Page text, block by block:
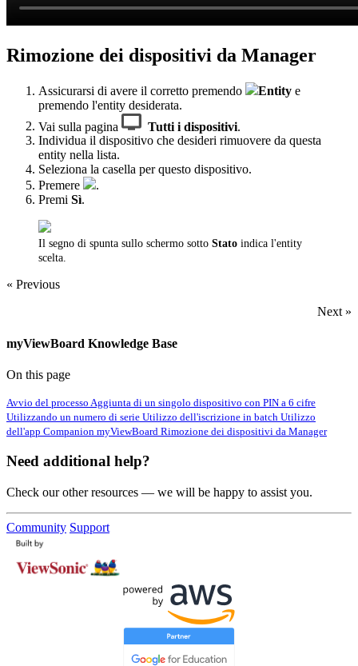
Rimozione dei dispositivi da Manager
Assicurarsi di avere il corretto premendo Entity e
premendo l'entity desiderata.
Vai sulla pagina
Tutti i dispositivi
Individua il dispositivo che desideri rimuovere da questa
entity nella lista.
Seleziona la casella per questo dispositivo.
Premere
.
Premi Sì.
Il segno di spunta sullo schermo sotto Stato indica l'entity
scelta.
« Previous
Next »
myViewBoard Knowledge Base
On this page
Avvio del processo Aggiunta di un singolo dispositivo con PIN a 6 cifre
Utilizzando un numero di serie Utilizzo dell'iscrizione in batch Utilizzo
dell'app Companion myViewBoard Rimozione dei dispositivi da Manager
Need additional help?
Check our other resources — we will be happy to assist you.
Community Support